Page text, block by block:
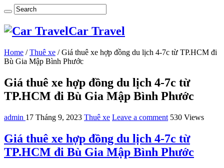
Car Travel
Home / Thuê xe / Giá thuê xe hợp đồng du lịch 4-7c từ TP.HCM đi
Bù Gia Mập Bình Phước
Giá thuê xe hợp đồng du lịch 4-7c từ
TP.HCM đi Bù Gia Mập Bình Phước
admin 17 Tháng 9, 2023 Thuê xe Leave a comment 530 Views
Giá thuê xe hợp đồng du lịch 4-7c từ
TP.HCM đi Bù Gia Mập Bình Phước